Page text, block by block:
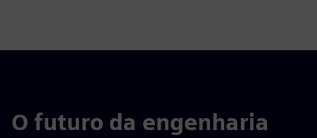
O futuro da engenharia